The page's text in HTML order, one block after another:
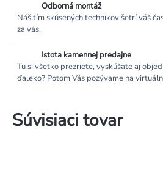
Odborná montáž
Náš tím skúsených technikov šetrí váš
za vás.
Istota kamennej predajne
Tu si všetko prezriete, vyskúšate aj
ďaleko? Potom Vás pozývame na
Súvisiaci tovar